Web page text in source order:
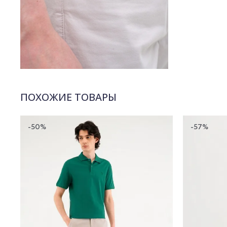
ПОХОЖИЕ ТОВАРЫ
-50% -57%